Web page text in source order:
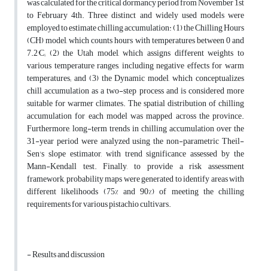
to February 4th. Three distinct and widely used models were
employed to estimate chilling accumulation: (1) the Chilling Hours
(CH) model, which counts hours with temperatures between 0 and
7.2°C; (2) the Utah model, which assigns different weights to
various temperature ranges, including negative effects for warm
temperatures; and (3) the Dynamic model, which conceptualizes
chill accumulation as a two-step process and is considered more
suitable for warmer climates. The spatial distribution of chilling
accumulation for each model was mapped across the province.
Furthermore, long-term trends in chilling accumulation over the
31-year period were analyzed using the non-parametric Theil-
Sen's slope estimator, with trend significance assessed by the
Mann-Kendall test. Finally, to provide a risk assessment
framework, probability maps were generated to identify areas with
different likelihoods (75% and 90%) of meeting the chilling
requirements for various pistachio cultivars.
- Results and discussion